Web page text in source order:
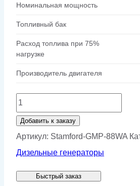
Номинальная мощность
Топливный бак
Расход топлива при 75%
нагрузке
Производитель двигателя
Количество
товара
Генератор
Stamford
88WA
Добавить к заказу
Артикул: Stamford-GMP-88WA
Дизельные генераторы
Быстрый заказ